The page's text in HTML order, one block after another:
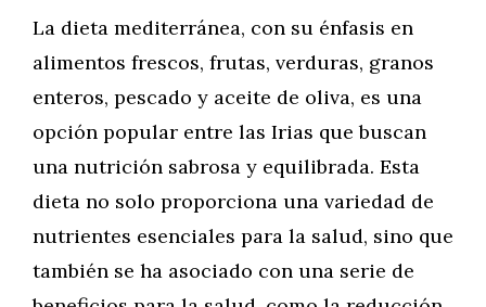
La dieta mediterránea, con su énfasis en
alimentos frescos, frutas, verduras, granos
enteros, pescado y aceite de oliva, es una
opción popular entre las Irias que buscan
una nutrición sabrosa y equilibrada. Esta
dieta no solo proporciona una variedad de
nutrientes esenciales para la salud, sino que
también se ha asociado con una serie de